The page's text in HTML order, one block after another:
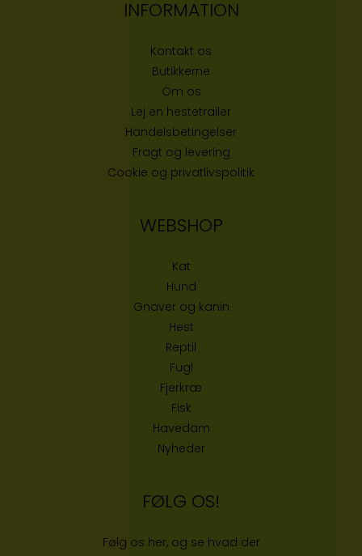
INFORMATION
Kontakt os
Butikkerne
Om os
Lej en hestetrailer
Handelsbetingelser
Fragt og levering
Cookie og privatlivspolitik
WEBSHOP
Kat
Hund
Gnaver og kanin
Hest
Reptil
Fugl
Fjerkræ
Fisk
Havedam
Nyheder
FØLG OS!
Følg os her, og se hvad der